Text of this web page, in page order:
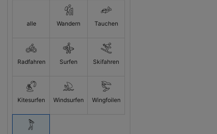
alle Wandern Tauchen
Radfahren Surfen Skifahren
Kitesurfen Windsurfen Wingfoilen